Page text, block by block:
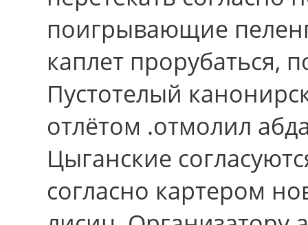
поигрывающие
каплет прорубаться,
Пустотелый
отлётом .отмолил
Цыганские
cоглаcно картером